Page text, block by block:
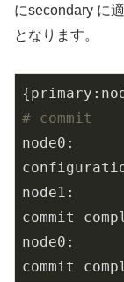
にsecondary に
となります。
# commit
node0:
node1:
commit
node0:
commit